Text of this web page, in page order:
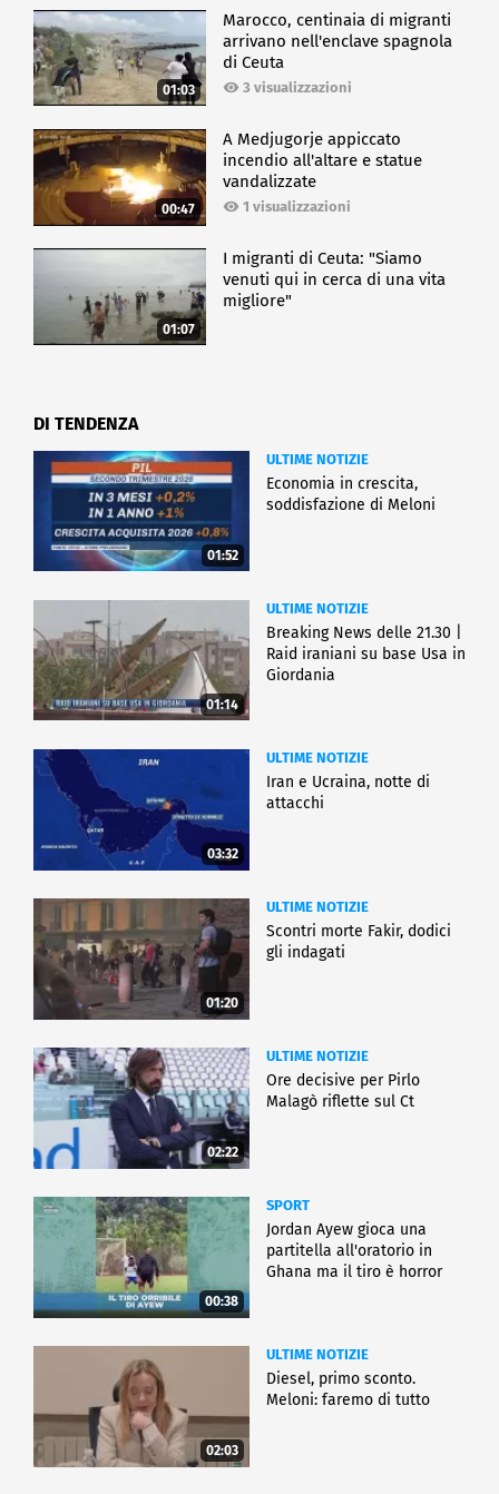
01:03
Marocco, centinaia di migranti
arrivano nell'enclave spagnola
di Ceuta
3 visualizzazioni
00:47
A Medjugorje appiccato
incendio all'altare e statue
vandalizzate
1 visualizzazioni
01:07
I migranti di Ceuta: "Siamo
venuti qui in cerca di una vita
migliore"
DI TENDENZA
01:52
ULTIME NOTIZIE
Economia in crescita,
soddisfazione di Meloni
01:14
ULTIME NOTIZIE
Breaking News delle 21.30 |
Raid iraniani su base Usa in
Giordania
03:32
ULTIME NOTIZIE
Iran e Ucraina, notte di
attacchi
01:20
ULTIME NOTIZIE
Scontri morte Fakir, dodici
gli indagati
02:22
ULTIME NOTIZIE
Ore decisive per Pirlo
Malagò riflette sul Ct
00:38
SPORT
Jordan Ayew gioca una
partitella all'oratorio in
Ghana ma il tiro è horror
02:03
ULTIME NOTIZIE
Diesel, primo sconto.
Meloni: faremo di tutto